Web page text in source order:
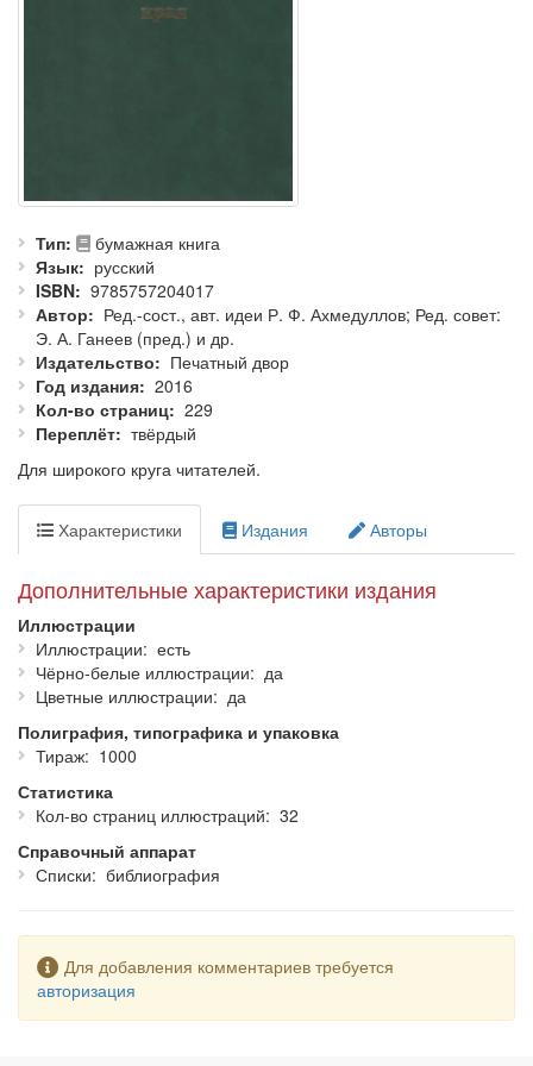
Тип
бумажная книга
Язык
русский
ISBN
9785757204017
Автор
Ред.-сост., авт. идеи Р. Ф. Ахмедуллов; Ред. совет:
Э. А. Ганеев (пред.) и др.
Издательство
Печатный двор
Год издания
2016
Кол-во страниц
229
Переплёт
твёрдый
Для широкого круга читателей.
Характеристики Издания Авторы
Дополнительные характеристики издания
Иллюстрации
Иллюстрации
есть
Чёрно-белые иллюстрации
да
Цветные иллюстрации
да
Полиграфия, типографика и упаковка
Тираж
1000
Статистика
Кол-во страниц иллюстраций
32
Справочный аппарат
Списки
библиография
Предупреждение
Для добавления комментариев требуется
авторизация